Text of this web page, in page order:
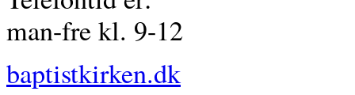
man-fre kl. 9-12
baptistkirken.dk